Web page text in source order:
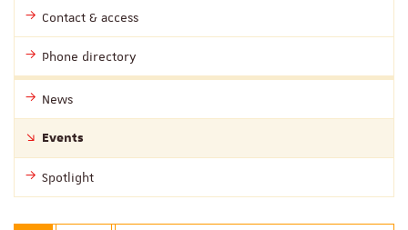
Contact & access
Phone directory
News
Events
Spotlight